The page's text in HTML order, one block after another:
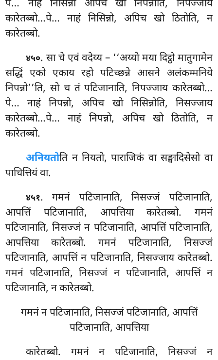
पे… नाहं निसिन्नो अपिच खो निपन्नोति, निपज्जाय
कारेतब्बो…पे… नाहं निसिन्नो, अपिच खो ठितोति, न
कारेतब्बो.
४५०. सा चे एवं वदेय्य – ‘‘अय्यो मया दिट्ठो मातुगामेन
सद्धिं एको एकाय रहो पटिच्छन्ने आसने अलंकम्मनिये
निपन्नो’’ति, सो च तं पटिजानाति, निपज्जाय कारेतब्बो…
पे… नाहं निपन्नो, अपिच खो निसिन्नोति, निसज्जाय
कारेतब्बो…पे… नाहं निपन्नो, अपिच खो ठितोति, न
कारेतब्बो.
अनियतोति न नियतो, पाराजिकं वा सङ्घादिसेसो वा
पाचित्तियं वा.
४५१. गमनं पटिजानाति, निसज्जं पटिजानाति,
आपत्तिं पटिजानाति, आपत्तिया कारेतब्बो. गमनं
पटिजानाति, निसज्जं न पटिजानाति, आपत्तिं पटिजानाति,
आपत्तिया कारेतब्बो. गमनं पटिजानाति, निसज्जं
पटिजानाति, आपत्तिं न पटिजानाति, निसज्जाय कारेतब्बो.
गमनं पटिजानाति, निसज्जं न पटिजानाति, आपत्तिं न
पटिजानाति, न कारेतब्बो.
गमनं न पटिजानाति, निसज्जं पटिजानाति, आपत्तिं
पटिजानाति, आपत्तिया
कारेतब्बो. गमनं न पटिजानाति, निसज्जं न